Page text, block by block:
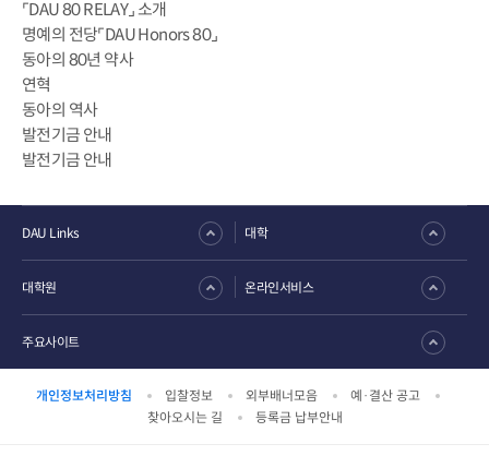
⌜DAU 80 RELAY⌟ 소개
명예의 전당⌜DAU Honors 80⌟
동아의 80년 약사
연혁
동아의 역사
발전기금 안내
발전기금 안내
개인정보처리방침 입찰정보 외부배너모음
예·결산 공고
찾아오시는 길
등록금 납부안내
DAU Links 대학
대학원 온라인서비스
주요사이트